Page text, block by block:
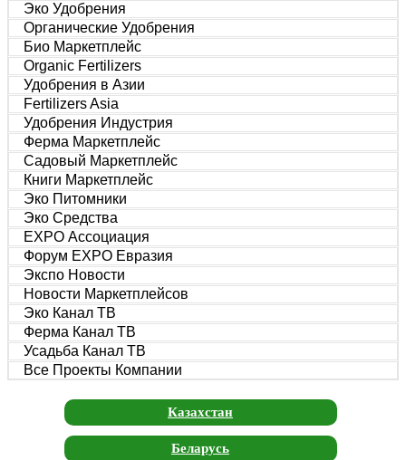
Эко Удобрения
Органические Удобрения
Био Маркетплейс
Organic Fertilizers
Удобрения в Азии
Fertilizers Asia
Удобрения Индустрия
Ферма Маркетплейс
Садовый Маркетплейс
Книги Маркетплейс
Эко Питомники
Эко Средства
EXPO Ассоциация
Форум EXPO Евразия
Экспо Новости
Новости Маркетплейсов
Эко Канал ТВ
Ферма Канал ТВ
Усадьба Канал ТВ
Все Проекты Компании
Казахстан
Беларусь